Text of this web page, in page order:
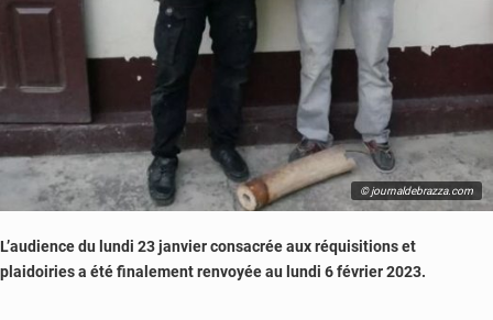
© journaldebrazza.com
L’audience du lundi 23 janvier consacrée aux réquisitions et
plaidoiries a été finalement renvoyée au lundi 6 février 2023.